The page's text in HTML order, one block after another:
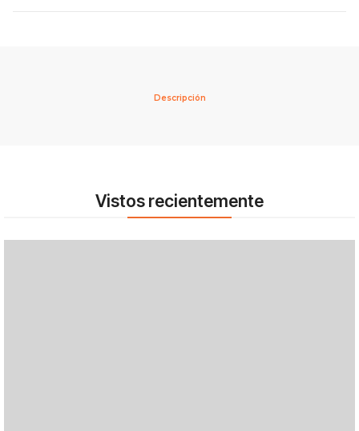
Descripción
Vistos recientemente